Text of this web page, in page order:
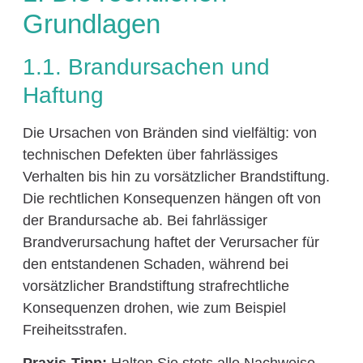
Grundlagen
1.1. Brandursachen und
Haftung
Die Ursachen von Bränden sind vielfältig: von
technischen Defekten über fahrlässiges
Verhalten bis hin zu vorsätzlicher Brandstiftung.
Die rechtlichen Konsequenzen hängen oft von
der Brandursache ab. Bei fahrlässiger
Brandverursachung haftet der Verursacher für
den entstandenen Schaden, während bei
vorsätzlicher Brandstiftung strafrechtliche
Konsequenzen drohen, wie zum Beispiel
Freiheitsstrafen.